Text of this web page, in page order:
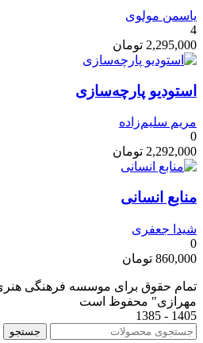
یاسمن مولوی
4
2,295,000 تومان
استودیو پارچه‌سازی
مریم سلیم‌زاده
0
2,292,000 تومان
منابع انسانی
شیدا جعفری
0
860,000 تومان
تمام حقوق برای موسسه فرهنگی
مهرازی" محفوظ است
1405 - 1385
جستجو